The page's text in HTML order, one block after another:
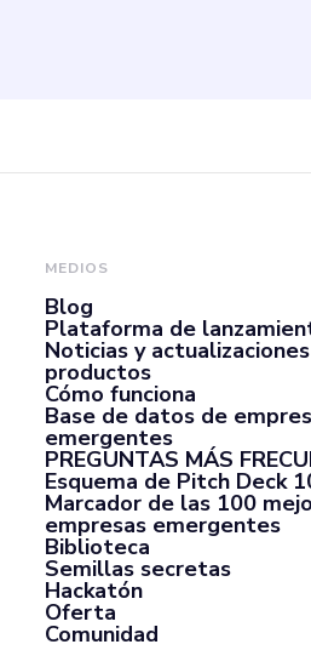
y la
MEDIOS
Blog
Plataforma de
Noticias y
productos
Cómo funciona
Base de datos de
emergentes
PREGUNTAS MÁS
Esquema de Pitch Deck
Marcador de las 100
empresas emergentes
Biblioteca
Semillas secretas
Hackatón
Oferta
Comunidad